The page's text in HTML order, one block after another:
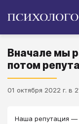
Вначале мы
потом
01 октября 2022 г. в
Наша репутация —